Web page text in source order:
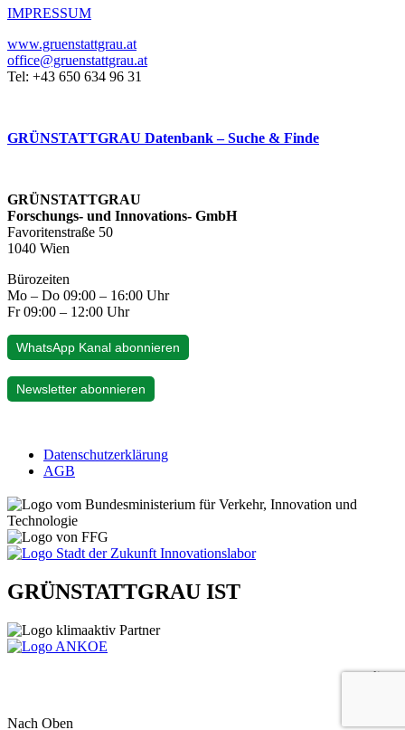
IMPRESSUM
www.gruenstattgrau.at
office@gruenstattgrau.at
Tel: +43 650 634 96 31
GRÜNSTATTGRAU Datenbank – Suche & Finde
GRÜNSTATTGRAU
Forschungs- und Innovations- GmbH
Favoritenstraße 50
1040 Wien
Bürozeiten
Mo – Do 09:00 – 16:00 Uhr
Fr 09:00 – 12:00 Uhr
WhatsApp Kanal abonnieren
Newsletter abonnieren
Datenschutzerklärung
AGB
GRÜNSTATTGRAU IST
gelistet
Nach Oben